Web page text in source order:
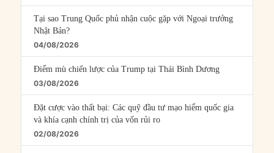
Tại sao Trung Quốc phủ nhận cuộc gặp với Ngoại trưởng
Nhật Bản?
04/08/2026
Điểm mù chiến lược của Trump tại Thái Bình Dương
03/08/2026
Đặt cược vào thất bại: Các quỹ đầu tư mạo hiểm quốc gia
và khía cạnh chính trị của vốn rủi ro
02/08/2026